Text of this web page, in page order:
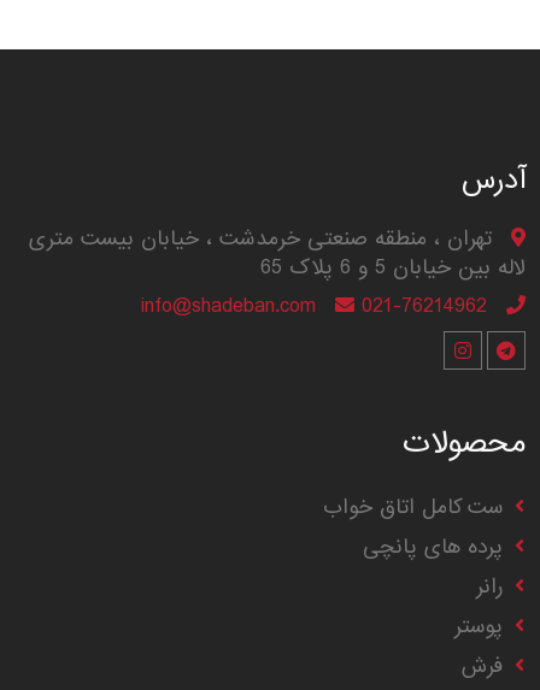
آدرس
تهران ، منطقه صنعتی خرمدشت ، خیابان بیست متری
لاله بین خیابان 5 و 6 پلاک 65
021-76214962
info@shadeban.com
محصولات
ست کامل اتاق خواب
پرده های پانچی
رانر
پوستر
فرش